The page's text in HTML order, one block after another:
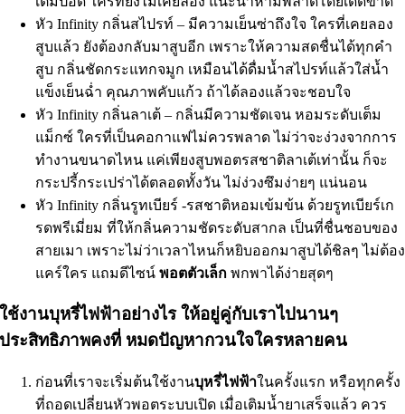
หัว Infinity กลิ่นสไปรท์ – มีความเย็นซ่าถึงใจ ใครที่เคยลอง
สูบแล้ว ยังต้องกลับมาสูบอีก เพราะให้ความสดชื่นได้ทุกคำ
สูบ กลิ่นชัดกระแทกจมูก เหมือนได้ดื่มน้ำสไปรท์แล้วใส่น้ำ
แข็งเย็นฉ่ำ คุณภาพคับแก้ว ถ้าได้ลองแล้วจะชอบใจ
หัว Infinity กลิ่นลาเต้ – กลิ่นมีความชัดเจน หอมระดับเต็ม
แม็กซ์ ใครที่เป็นคอกาแฟไม่ควรพลาด ไม่ว่าจะง่วงจากการ
ทำงานขนาดไหน แค่เพียงสูบพอตรสชาติลาเต้เท่านั้น ก็จะ
กระปรี้กระเปร่าได้ตลอดทั้งวัน ไม่ง่วงซึมง่ายๆ แน่นอน
หัว Infinity กลิ่นรูทเบียร์ -รสชาติหอมเข้มข้น ด้วยรูทเบียร์เก
รดพรีเมี่ยม ที่ให้กลิ่นความชัดระดับสากล เป็นที่ชื่นชอบของ
สายเมา เพราะไม่ว่าเวลาไหนก็หยิบออกมาสูบได้ชิลๆ ไม่ต้อง
แคร์ใคร แถมดีไซน์พอตตัวเล็ก พกพาได้ง่ายสุดๆ
ใช้งานบุหรี่ไฟฟ้าอย่างไร ให้อยู่คู่กับเราไปนานๆ
ประสิทธิภาพคงที่ หมดปัญหากวนใจใครหลายคน
ก่อนที่เราจะเริ่มต้นใช้งานบุหรี่ไฟฟ้าในครั้งแรก หรือทุกครั้ง
ที่ถอดเปลี่ยนหัวพอตระบบเปิด เมื่อเติมน้ำยาเสร็จแล้ว ควร